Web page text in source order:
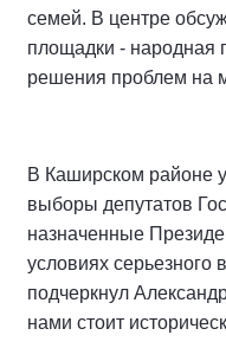
семей. В центре
площадки - народная
решения проблем на
В Каширском районе
выборы депутатов
назначенные
условиях серьезного
подчеркнул
нами стоит